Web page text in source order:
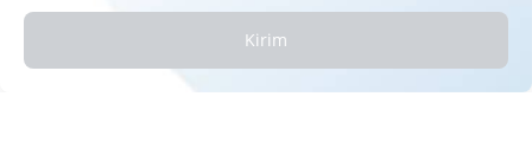
Kirim